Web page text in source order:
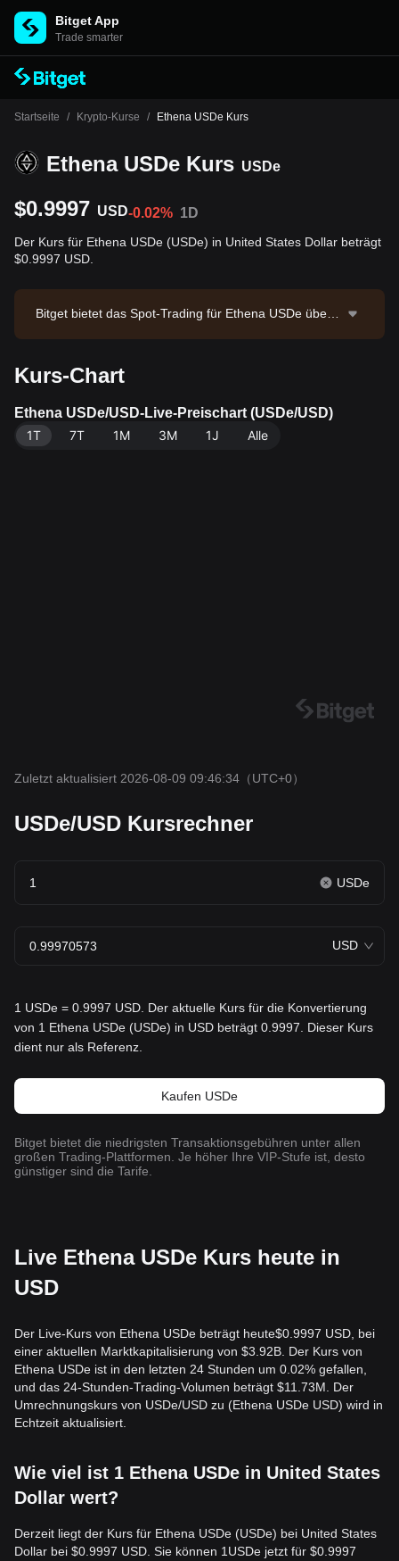
Bitget App
Trade smarter
Startseite / Krypto-Kurse / Ethena USDe Kurs
Ethena USDe Kurs USDe
$0.9997 USD-0.02% 1D
Der Kurs für Ethena USDe (USDe) in United States Dollar beträgt
$0.9997 USD.
Bitget bietet das Spot-Trading für Ethena USDe über d
Handelsvolumen von $5,664.37. Ethena USDe hat ein
irkulierendes Angebot von 3.92B USDe. Datenquelle:
Bitget-Börse. Zuletzt aktualisiert: 2026-08-09 09:46:3
4.
Kurs-Chart
Ethena USDe/USD-Live-Preischart (USDe/USD)
1T
7T 1M 3M 1J Alle
Zuletzt aktualisiert 2026-08-09 09:46:34 （UTC+0）
USDe/USD Kursrechner
USDe
USD
1 USDe = 0.9997 USD. Der aktuelle Kurs für die Konvertierung
von 1 Ethena USDe (USDe) in USD beträgt 0.9997. Dieser Kurs
dient nur als Referenz.
Kaufen USDe
Bitget bietet die niedrigsten Transaktionsgebühren unter allen
großen Trading-Plattformen. Je höher Ihre VIP-Stufe ist, desto
günstiger sind die Tarife.
Live Ethena USDe Kurs heute in
USD
Der Live-Kurs von Ethena USDe beträgt heute$0.9997 USD, bei
einer aktuellen Marktkapitalisierung von $3.92B. Der Kurs von
Ethena USDe ist in den letzten 24 Stunden um 0.02% gefallen,
und das 24-Stunden-Trading-Volumen beträgt $11.73M. Der
Umrechnungskurs von USDe/USD zu (Ethena USDe USD) wird in
Echtzeit aktualisiert.
Wie viel ist 1 Ethena USDe in United States
Dollar wert?
Derzeit liegt der Kurs für Ethena USDe (USDe) bei United States
Dollar bei $0.9997 USD. Sie können 1USDe jetzt für $0.9997